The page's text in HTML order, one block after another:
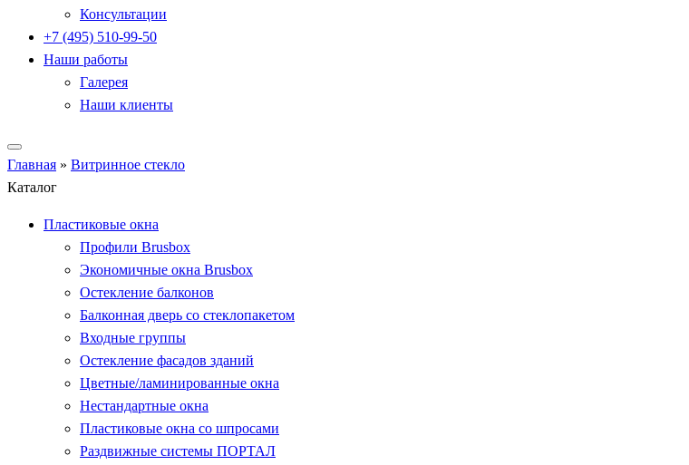
Консультации
+7 (495) 510-99-50
Наши работы
Галерея
Наши клиенты
Главная » Витринное стекло
Каталог
Пластиковые окна
Профили Brusbox
Экономичные окна Brusbox
Остекление балконов
Балконная дверь со стеклопакетом
Входные группы
Остекление фасадов зданий
Цветные/ламинированные окна
Нестандартные окна
Пластиковые окна со шпросами
Раздвижные системы ПОРТАЛ